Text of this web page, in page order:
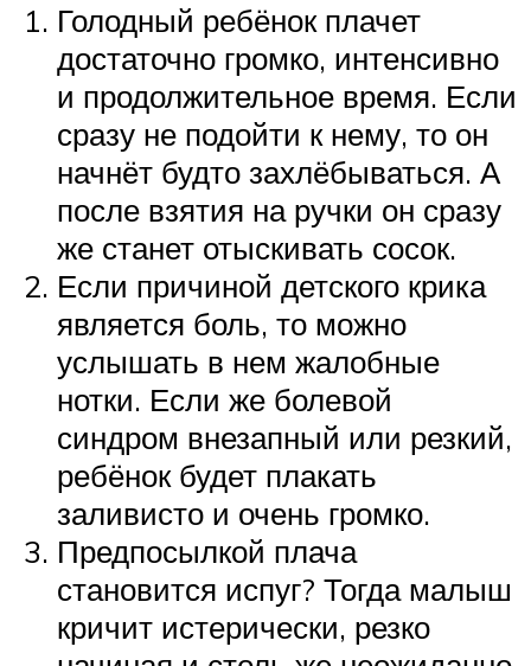
Голодный ребёнок плачет
достаточно громко, интенсивно
и продолжительное время. Если
сразу не подойти к нему, то он
начнёт будто захлёбываться. А
после взятия на ручки он сразу
же станет отыскивать сосок.
Если причиной детского крика
является боль, то можно
услышать в нем жалобные
нотки. Если же болевой
синдром внезапный или резкий,
ребёнок будет плакать
заливисто и очень громко.
Предпосылкой плача
становится испуг? Тогда малыш
кричит истерически, резко